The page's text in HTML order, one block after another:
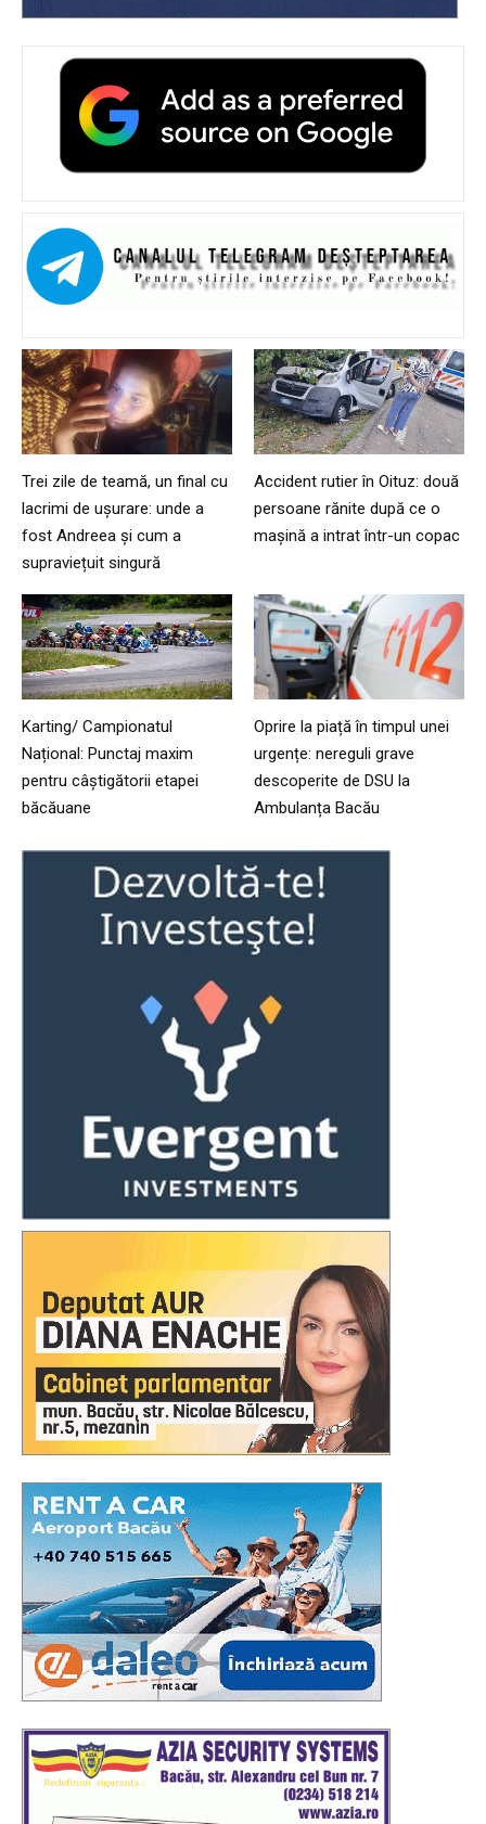
Trei zile de teamă, un final cu
lacrimi de ușurare: unde a
fost Andreea și cum a
supraviețuit singură
Accident rutier în Oituz: două
persoane rănite după ce o
mașină a intrat într-un copac
Karting/ Campionatul
Național: Punctaj maxim
pentru câștigătorii etapei
băcăuane
Oprire la piață în timpul unei
urgențe: nereguli grave
descoperite de DSU la
Ambulanța Bacău